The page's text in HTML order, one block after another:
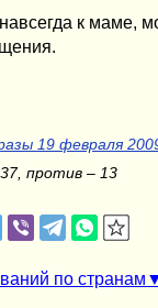
к маме,
19 февраля
против – 13
по странам